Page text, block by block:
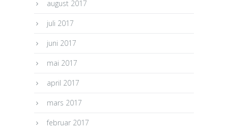
august 2017
juli 2017
juni 2017
mai 2017
april 2017
mars 2017
februar 2017